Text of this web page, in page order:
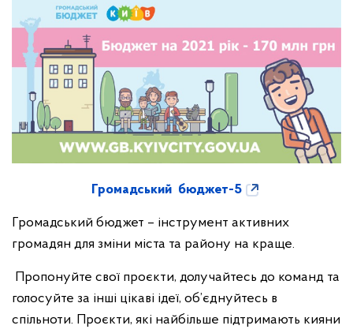
Громадський бюджет-5
Громадський бюджет – інструмент активних
громадян для зміни міста та району на краще.
Пропонуйте свої проєкти, долучайтесь до команд та
голосуйте за інші цікаві ідеї, об’єднуйтесь в
спільноти. Проєкти, які найбільше підтримають кияни